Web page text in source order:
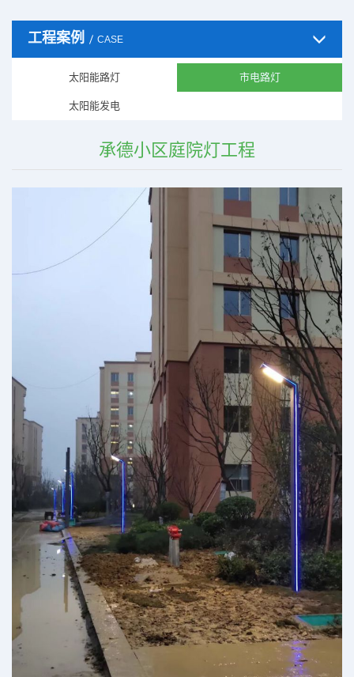
工程案例 CASE
太阳能路灯 市电路灯
太阳能发电
承德小区庭院灯工程